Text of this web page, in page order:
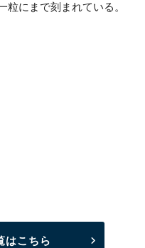
にまで刻まれている。
はこちら